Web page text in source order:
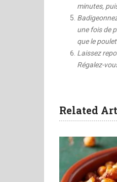
minutes,
une fois de
que le
Laissez
Régalez-
Related